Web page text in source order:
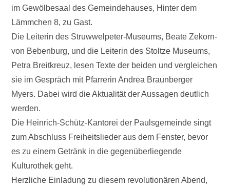
im Gewölbesaal des Gemeindehauses, Hinter dem
Lämmchen 8, zu Gast.
Die Leiterin des Struwwelpeter-Museums, Beate Zekorn-
von Bebenburg, und die Leiterin des Stoltze Museums,
Petra Breitkreuz, lesen Texte der beiden und vergleichen
sie im Gespräch mit Pfarrerin Andrea Braunberger
Myers. Dabei wird die Aktualität der Aussagen deutlich
werden.
Die Heinrich-Schütz-Kantorei der Paulsgemeinde singt
zum Abschluss Freiheitslieder aus dem Fenster, bevor
es zu einem Getränk in die gegenüberliegende
Kulturothek geht.
Herzliche Einladung zu diesem revolutionären Abend,